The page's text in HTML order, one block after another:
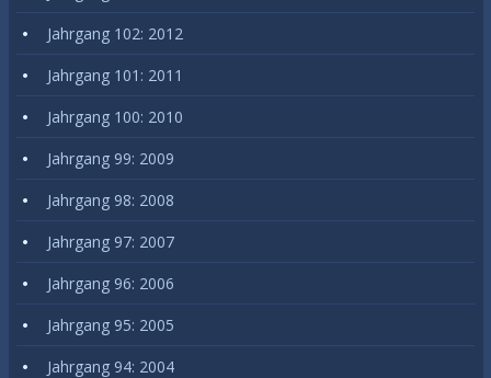
Jahrgang 102: 2012
Jahrgang 101: 2011
Jahrgang 100: 2010
Jahrgang 99: 2009
Jahrgang 98: 2008
Jahrgang 97: 2007
Jahrgang 96: 2006
Jahrgang 95: 2005
Jahrgang 94: 2004